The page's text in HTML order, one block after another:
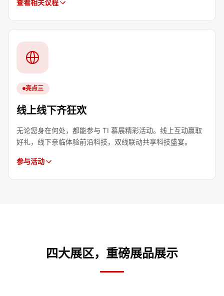
查看相关议程
亮点三
线上线下齐狂欢
无论您身在何处，都能参与 TI 慕展精彩活动。线上互动赢取
好礼，线下亲临体验前沿科技，双线联动共享科技盛宴。
参与活动
四大展区，重磅展品展示